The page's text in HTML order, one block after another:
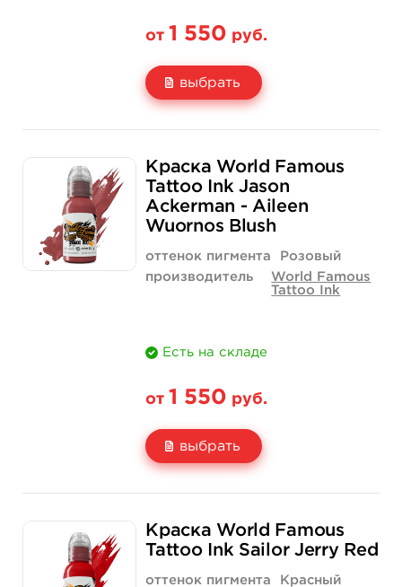
от 1 550 руб.
выбрать
Количество
1 550 руб.
купить
Краска World Famous
Tattoo Ink Jason
Ackerman - Aileen
Wuornos Blush
оттенок пигмента
Розовый
производитель
World Famous
Tattoo Ink
Есть на складе
от 1 550 руб.
выбрать
Количество
1 550 руб.
купить
4 400 руб.
купить
Краска World Famous
Tattoo Ink Sailor Jerry Red
оттенок пигмента
Красный